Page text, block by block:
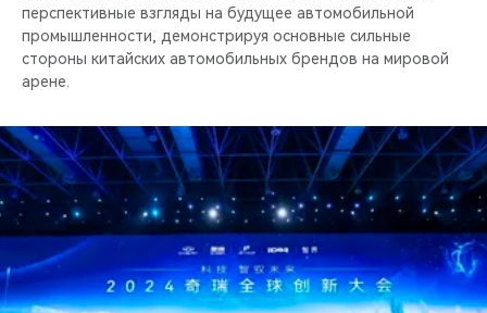
перспективные взгляды на будущее автомобильной
промышленности, демонстрируя основные сильные
стороны китайских автомобильных брендов на мировой
арене.